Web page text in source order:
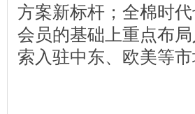
方案新标杆；全棉时
会员的基础上重点布
索入驻中东、欧美等市